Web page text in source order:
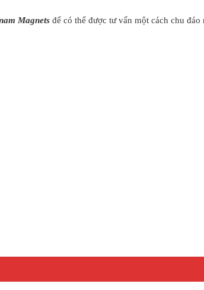
Magnets để có thể được tư vấn một cách chu đáo